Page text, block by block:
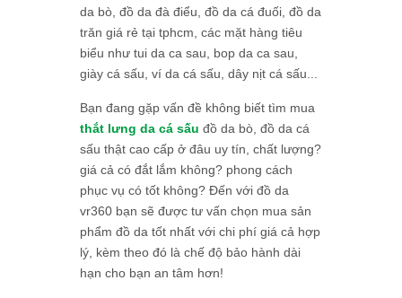
da bò, đồ da đà điểu, đồ da cá đuối, đồ da
trăn giá rẻ tại tphcm, các mặt hàng tiêu
biểu như tui da ca sau, bop da ca sau,
giày cá sấu, ví da cá sấu, dây nịt cá sấu...
Bạn đang gặp vấn đề không biết tìm mua
thắt lưng da cá sấu đồ da bò, đồ da cá
sấu thật cao cấp ở đâu uy tín, chất lượng?
giá cả có đắt lắm không? phong cách
phục vụ có tốt không? Đến với đồ da
vr360 bạn sẽ được tư vấn chọn mua sản
phẩm đồ da tốt nhất với chi phí giá cả hợp
lý, kèm theo đó là chế độ bảo hành dài
hạn cho bạn an tâm hơn!